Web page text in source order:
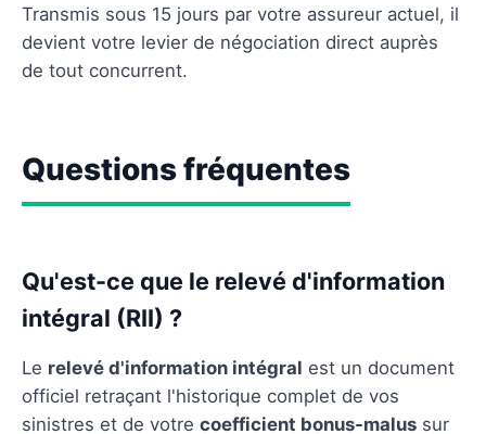
Transmis sous 15 jours par votre assureur actuel, il
devient votre levier de négociation direct auprès
de tout concurrent.
Questions fréquentes
Qu'est-ce que le relevé d'information
intégral (RII) ?
Le relevé d'information intégral est un document
officiel retraçant l'historique complet de vos
sinistres et de votre coefficient bonus-malus sur